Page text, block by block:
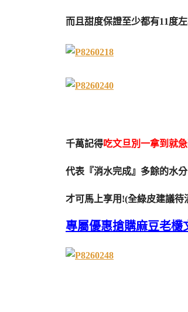
而且甜度保證至少都有11度
千萬記得吃文旦別一拿到就
代表『消水完成』多餘的水
才可馬上享用!(全綠皮建議待
專屬優惠搶購麻豆老欉